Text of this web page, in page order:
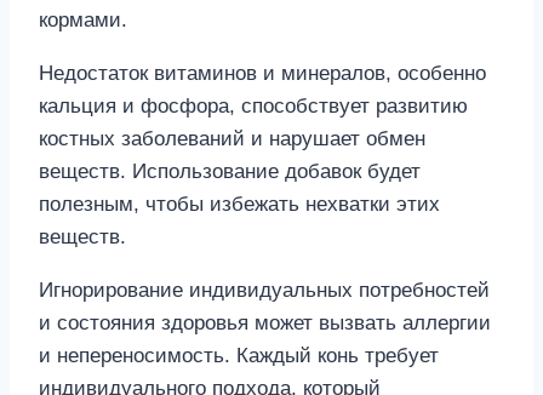
кормами.
Недостаток витаминов и минералов, особенно
кальция и фосфора, способствует развитию
костных заболеваний и нарушает обмен
веществ. Использование добавок будет
полезным, чтобы избежать нехватки этих
веществ.
Игнорирование индивидуальных потребностей
и состояния здоровья может вызвать аллергии
и непереносимость. Каждый конь требует
индивидуального подхода, который